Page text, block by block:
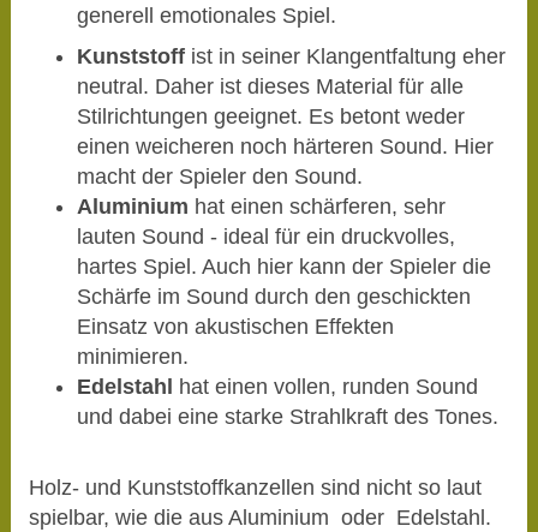
generell emotionales Spiel.
Kunststoffist in seiner Klangentfaltung eher
neutral. Daher ist dieses Material für alle
Stilrichtungen geeignet. Es betont weder
einen weicheren noch härteren Sound. Hier
macht der Spieler den Sound.
Aluminium hat einen schärferen, sehr
lauten Sound - ideal für ein druckvolles,
hartes Spiel. Auch hier kann der Spieler die
Schärfe im Sound durch den geschickten
Einsatz von akustischen Effekten
minimieren.
Edelstahl
hat einen vollen, runden Sound
und dabei eine starke Strahlkraft des Tones.
Holz- und Kunststoffkanzellen sind nicht so laut
spielbar, wie die aus Aluminium oder Edelstahl.